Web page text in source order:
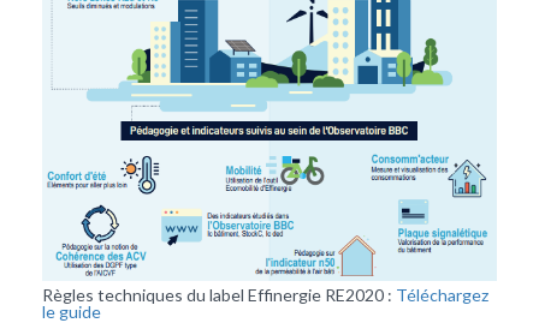
Règles techniques du label Effinergie RE2020 : Téléchargez
le guide